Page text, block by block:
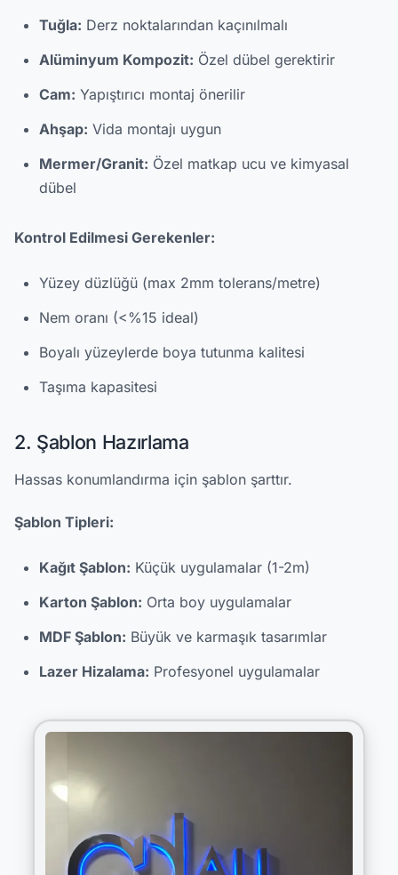
Tuğla: Derz noktalarından kaçınılmalı
Alüminyum Kompozit: Özel dübel gerektirir
Cam: Yapıştırıcı montaj önerilir
Ahşap: Vida montajı uygun
Mermer/Granit: Özel matkap ucu ve kimyasal
dübel
Kontrol Edilmesi Gerekenler:
Yüzey düzlüğü (max 2mm tolerans/metre)
Nem oranı (<%15 ideal)
Boyalı yüzeylerde boya tutunma kalitesi
Taşıma kapasitesi
2. Şablon Hazırlama
Hassas konumlandırma için şablon şarttır.
Şablon Tipleri:
Kağıt Şablon: Küçük uygulamalar (1-2m)
Karton Şablon: Orta boy uygulamalar
MDF Şablon: Büyük ve karmaşık tasarımlar
Lazer Hizalama: Profesyonel uygulamalar